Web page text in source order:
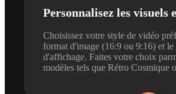
Personnalisez les visuels
Choisissez votre style de vidéo
format d'image (16:9 ou 9:16) et le
d'affichage. Faites votre choix
modèles tels que Rétro Cosmique